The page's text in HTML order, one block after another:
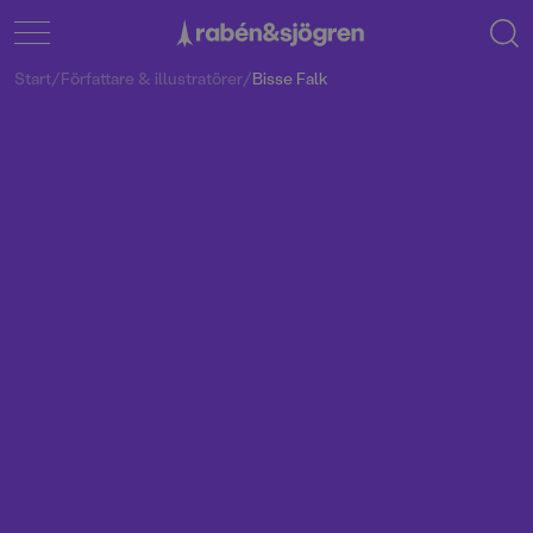
Start/Författare & illustratörer/Bisse Falk